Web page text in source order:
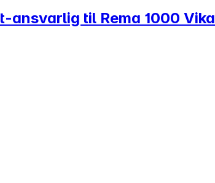
ansvarlig til Rema 1000 Vika